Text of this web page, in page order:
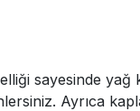
sayesinde
Ayrıca